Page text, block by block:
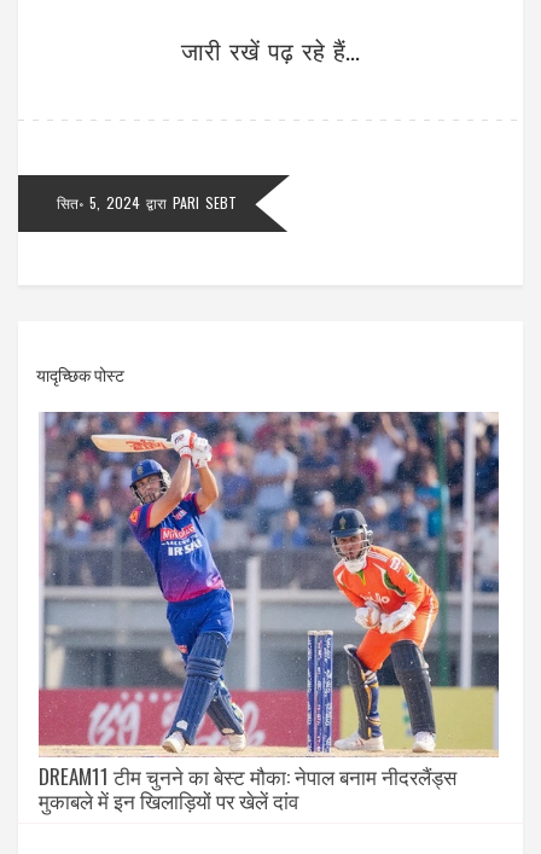
जारी रखें पढ़ रहे हैं...
सित॰ 5, 2024 द्वारा PARI SEBT
यादृच्छिक पोस्ट
DREAM11 टीम चुनने का बेस्ट मौका: नेपाल बनाम नीदरलैंड्स
मुकाबले में इन खिलाड़ियों पर खेलें दांव